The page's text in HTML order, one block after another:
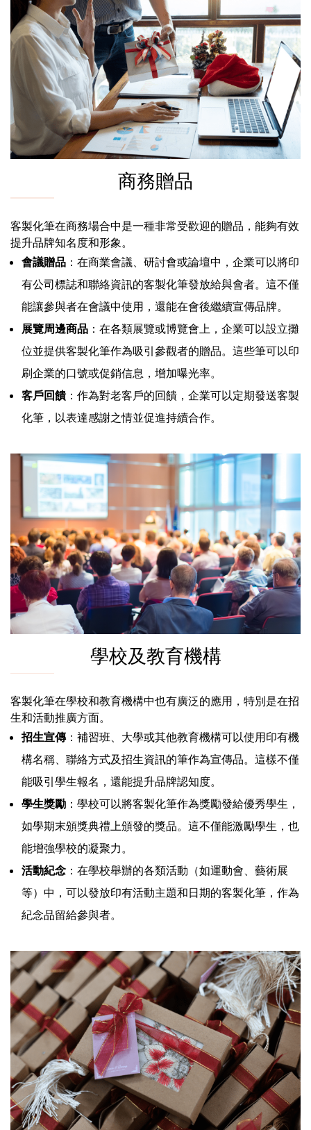
商務贈品
客製化筆在商務場合中是一種非常受歡迎的贈品，能夠有效
提升品牌知名度和形象。
會議贈品 ：在商業會議、研討會或論壇中，企業可以將印
有公司標誌和聯絡資訊的客製化筆發放給與會者。這不僅
能讓參與者在會議中使用，還能在會後繼續宣傳品牌。
展覽周邊商品 ：在各類展覽或博覽會上，企業可以設立攤
位並提供客製化筆作為吸引參觀者的贈品。這些筆可以印
刷企業的口號或促銷信息，增加曝光率。
客戶回饋：作為對老客戶的回饋，企業可以定期發送客製
化筆，以表達感謝之情並促進持續合作。
學校及教育機構
客製化筆在學校和教育機構中也有廣泛的應用，特別是在招
生和活動推廣方面。
招生宣傳：補習班、大學或其他教育機構可以使用印有機
構名稱、聯絡方式及招生資訊的筆作為宣傳品。這樣不僅
能吸引學生報名，還能提升品牌認知度。
學生獎勵 ：學校可以將客製化筆作為獎勵發給優秀學生，
如學期末頒獎典禮上頒發的獎品。這不僅能激勵學生，也
能增強學校的凝聚力。
活動紀念 ：在學校舉辦的各類活動（如運動會、藝術展
等）中，可以發放印有活動主題和日期的客製化筆，作為
紀念品留給參與者。